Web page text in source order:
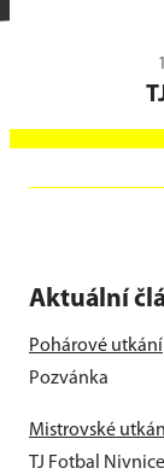
Aktuální
Pohárové utkání
Pozvánka
Mistrovské
TJ Fotbal